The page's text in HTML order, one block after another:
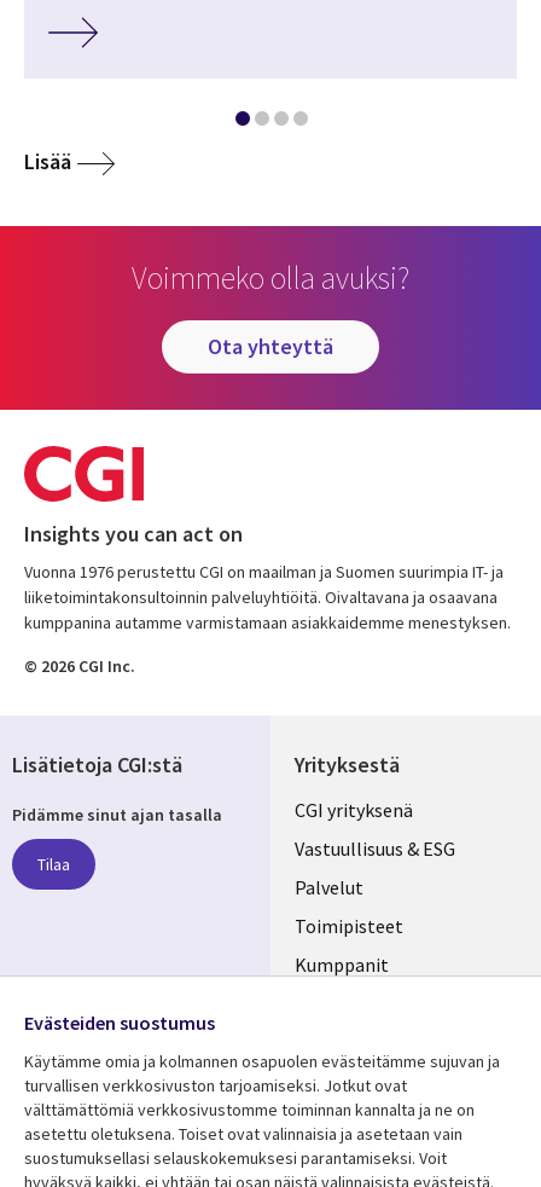
Lisää
Voimmeko olla avuksi?
ota yhteyttä
Insights you can act on
Vuonna 1976 perustettu CGI on maailman ja Suomen suurimpia IT- ja
liiketoimintakonsultoinnin palveluyhtiöitä. Oivaltavana ja osaavana
kumppanina autamme varmistamaan asiakkaidemme menestyksen.
© 2026 CGI Inc.
Yrityksestä
Useful
links
FINLAND
CGI yrityksenä
Vastuullisuus & ESG
Palvelut
Toimipisteet
Kumppanit
Resurssikeskus Lisätietoa
Lisätietoja CGI:stä
Pidämme sinut ajan tasalla
Tilaa
Media
FINLAND
Evästeiden suostumus
Käytämme omia ja kolmannen osapuolen evästeitämme sujuvan ja
turvallisen verkkosivuston tarjoamiseksi. Jotkut ovat
välttämättömiä verkkosivustomme toiminnan kannalta ja ne on
asetettu oletuksena. Toiset ovat valinnaisia ​​ja asetetaan vain
suostumuksellasi selauskokemuksesi parantamiseksi. Voit
hyväksyä kaikki, ei yhtään tai osan näistä valinnaisista evästeistä.